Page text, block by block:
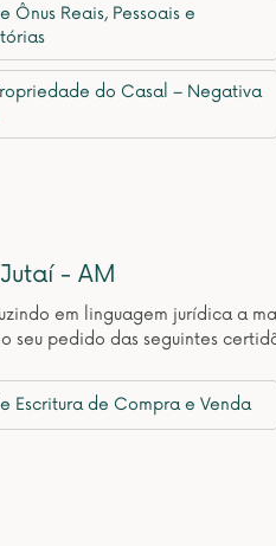
Ônus Reais, Pessoais e
do Casal – Negativa
- AM
em linguagem jurídica a
pedido das seguintes
Escritura de Compra e Venda